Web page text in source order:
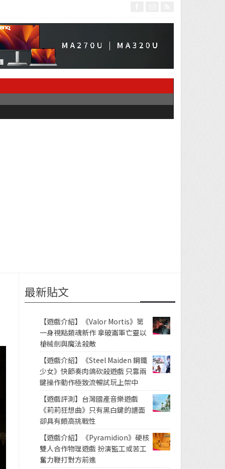
最新貼文
【遊戲介紹】《Valor Mortis》第
一身視點類魂新作 拿破崙軍亡靈以
槍械劍與魔法殺敵
【遊戲介紹】《Steel Maiden 鋼鐵
少女》快節奏肉鴿砍殺遊戲 只靠兩
鍵操作動作極致流暢試玩上架中
【遊戲評測】台灣國產音樂遊戲
《莉莉狂想曲》只有黑白鍵的譜面
卻具有頗高挑戰性
【遊戲介紹】《Pyramidion》硬核
雙人合作物理遊戲 扮演監工或苦工
奮力鞭打對方前進